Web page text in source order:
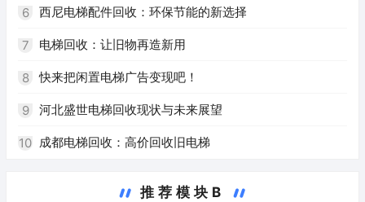
6 西尼电梯配件回收：环保节能的新选择
7 电梯回收：让旧物再造新用
8 快来把闲置电梯广告变现吧！
9 河北盛世电梯回收现状与未来展望
10 成都电梯回收：高价回收旧电梯
推荐模块B